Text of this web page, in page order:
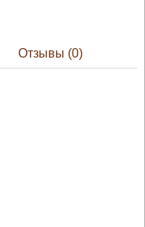
Отзывы (0)